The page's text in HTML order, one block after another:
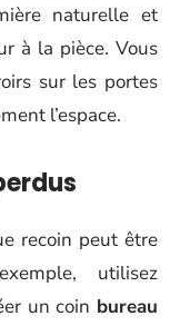
naturelle et
à la pièce. Vous
sur les portes
l’espace.
recoin peut être
utilisez
un coin bureau